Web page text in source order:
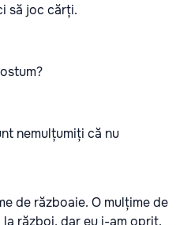
să joc cărți.
nemulțumiți că nu
de războaie. O mulțime de
război, dar eu i-am oprit.